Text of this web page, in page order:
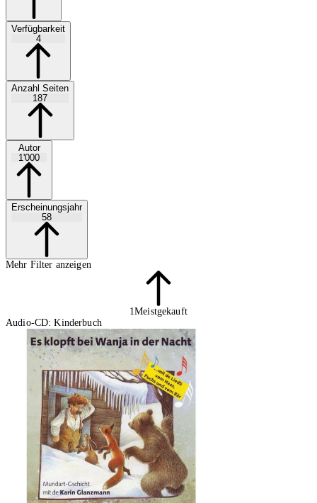
Verfügbarkeit
4
Anzahl Seiten
187
Autor
1'000
Erscheinungsjahr
58
Mehr Filter anzeigen
1Meistgekauft
Audio-CD: Kinderbuch